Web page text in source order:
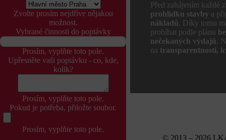
Zvolte prosím nejdříve nějakou
možnost.
Vybrané činnosti do poptávky
Prosím, vyplňte toto pole.
Upřesněte vaši poptávku - co, kde,
kolik?
Prosím, vyplňte toto pole.
Pokud je potřeba, přiložte soubor.
Prosím, vyplňte toto pole.
Před zahájením každé
prohlídku stavby a
nákladů. Díky tomu
probíhat podle plánu
nečekaných výdajů.
na transparentnosti,
© 2013 – 2026